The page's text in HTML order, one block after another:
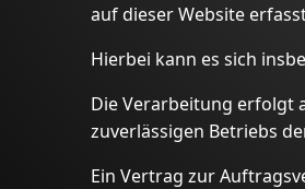
auf dieser Website
Hierbei kann es sich
Die Verarbeitung erfolgt
zuverlässigen Betriebs
Ein Vertrag zur